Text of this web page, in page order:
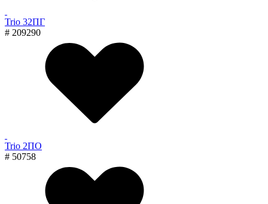
Trio 32ПГ
# 209290
Trio 2ПО
# 50758